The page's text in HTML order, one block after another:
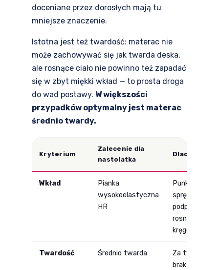
doceniane przez dorosłych mają tu
mniejsze znaczenie.
Istotna jest też twardość: materac nie
może zachowywać się jak twarda deska,
ale rosnące ciało nie powinno też zapadać
się w zbyt miękki wkład — to prosta droga
do wad postawy. W większości
przypadków optymalny jest materac
średnio twardy.
Kryterium
Zalecenie dla
nastolatka
Dlaczego
Wkład
Pianka
wysokoelastyczna
HR
Punktowe,
sprężyste
podparcie
rosnącego
kręgosłupa
Twardość Średnio twarda
Za twardy =
brak